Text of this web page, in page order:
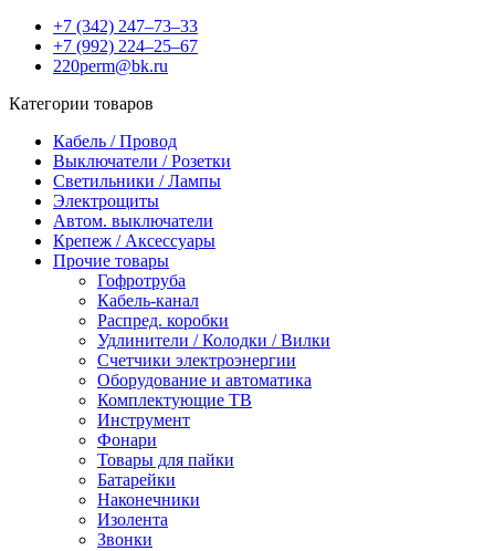
+7 (342) 247‒73‒33
+7 (992) 224‒25‒67
220perm@bk.ru
Категории товаров
Кабель / Провод
Выключатели / Розетки
Светильники / Лампы
Электрощиты
Автом. выключатели
Крепеж / Аксессуары
Прочие товары
Гофротруба
Кабель-канал
Распред. коробки
Удлинители / Колодки / Вилки
Счетчики электроэнергии
Оборудование и автоматика
Комплектующие ТВ
Инструмент
Фонари
Товары для пайки
Батарейки
Наконечники
Изолента
Звонки